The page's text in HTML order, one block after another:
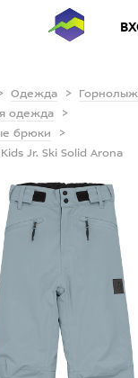
Одежда
одежда
брюки
Jr. Ski Solid Arona